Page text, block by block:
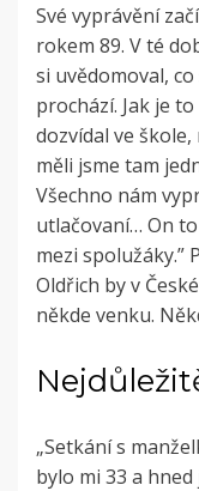
Své vyprávění
rokem 89. V té
si uvědomoval,
prochází. Jak je
dozvídal ve
měli jsme tam
Všechno nám
utlačovaní… On
mezi spolužáky.”
Oldřich by v
někde venku.
„Setkání s
bylo mi 33 a